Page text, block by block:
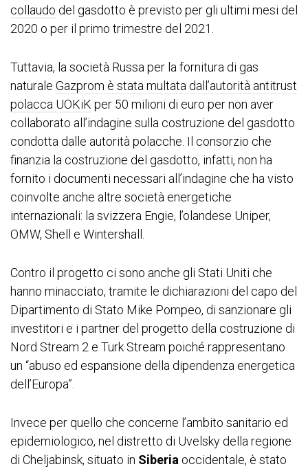
collaudo del gasdotto è previsto per gli ultimi mesi del
2020 o per il primo trimestre del 2021.
Tuttavia, la società Russa per la fornitura di gas
naturale Gazprom è stata multata dall’autorità antitrust
polacca UOKiK per 50 milioni di euro per non aver
collaborato all’indagine sulla costruzione del gasdotto
condotta dalle autorità polacche. Il consorzio che
finanzia la costruzione del gasdotto, infatti, non ha
fornito i documenti necessari all’indagine che ha visto
coinvolte anche altre società energetiche
internazionali: la svizzera Engie, l’olandese Uniper,
OMW, Shell e Wintershall.
Contro il progetto ci sono anche gli Stati Uniti che
hanno minacciato, tramite le dichiarazioni del capo del
Dipartimento di Stato Mike Pompeo, di sanzionare gli
investitori e i partner del progetto della costruzione di
Nord Stream 2 e Turk Stream poiché rappresentano
un “abuso ed espansione della dipendenza energetica
dell’Europa”.
Invece per quello che concerne l’ambito sanitario ed
epidemiologico, nel distretto di Uvelsky della regione
di Cheljabinsk, situato in Siberia occidentale, è stato